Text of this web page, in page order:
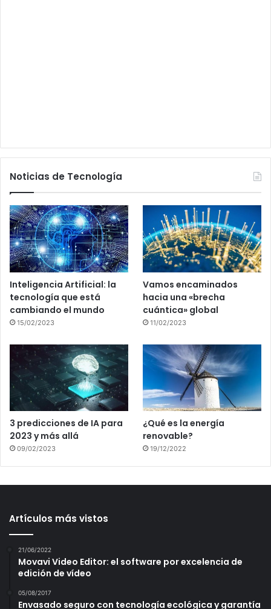
Noticias de Tecnología
Inteligencia Artificial: la
tecnología que está
cambiando el mundo
15/02/2023
Vamos encaminados
hacia una «brecha
cuántica» global
11/02/2023
3 predicciones de IA para
2023 y más allá
09/02/2023
¿Qué es la energía
renovable?
19/12/2022
Artículos más vistos
21/06/2022
Movavi Video Editor: el software por excelencia de
edición de vídeo
05/08/2017
Envasado seguro con tecnología ecológica y garantía